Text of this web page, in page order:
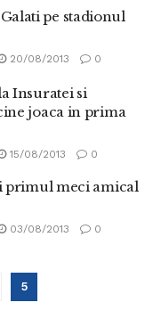
pe stadionul
20/08/2013 0
Insuratei si
joaca in prima
15/08/2013 0
primul meci amical
03/08/2013 0
5